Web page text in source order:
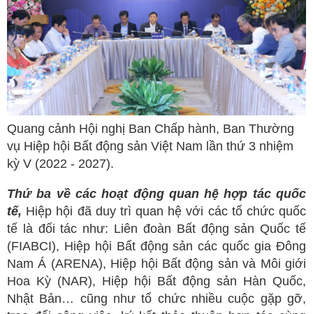
Quang cảnh Hội nghị Ban Chấp hành, Ban Thường
vụ Hiệp hội Bất động sản Việt Nam lần thứ 3 nhiệm
kỳ V (2022 - 2027).
Thứba về các hoạt động quan hệ hợp tác quốc
tế, Hiệp hội đã duy trì quan hệ với các tổ chức quốc
tế là đối tác như: Liên đoàn Bất động sản Quốc tế
(FIABCI), Hiệp hội Bất động sản các quốc gia Đông
Nam Á (ARENA), Hiệp hội Bất động sản và Môi giới
Hoa Kỳ (NAR), Hiệp hội Bất động sản Hàn Quốc,
Nhật Bản… cũng như tổ chức nhiều cuộc gặp gỡ,